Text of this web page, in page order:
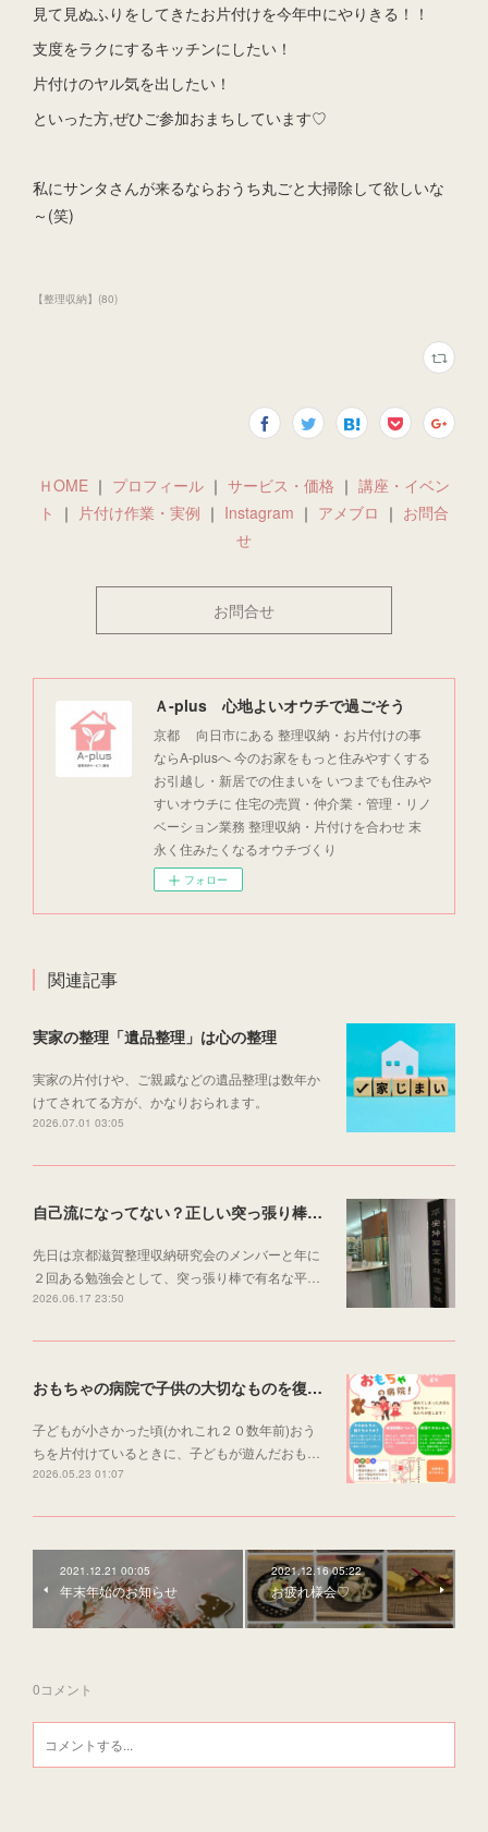
見て見ぬふりをしてきたお片付けを今年中にやりきる！！
支度をラクにするキッチンにしたい！
片付けのヤル気を出したい！
といった方,ぜひご参加おまちしています♡
私にサンタさんが来るならおうち丸ごと大掃除して欲しいな
～(笑)
【整理収納】 (80)
ＨOME ｜ プロフィール ｜ サービス・価格 ｜ 講座・イベン
ト
｜ 片付け作業・実例 ｜ Instagram ｜ アメブロ ｜ お問合
せ
お問合せ
Ａ-plus 心地よいオウチで過ごそう
京都 向日市にある 整理収納・お片付けの事
ならA-plusへ 今のお家をもっと住みやすくする
お引越し・新居での住まいを いつまでも住みや
すいオウチに 住宅の売買・仲介業・管理・リノ
ベーション業務 整理収納・片付けを合わせ 末
永く住みたくなるオウチづくり
フォロー
関連記事
実家の整理「遺品整理」は心の整理
実家の片付けや、ご親戚などの遺品整理は数年か
けてされてる方が、かなりおられます。
2026.07.01 03:05
自己流になってない？正しい突っ張り棒のつけ方
先日は京都滋賀整理収納研究会のメンバーと年に
２回ある勉強会として、突っ張り棒で有名な平…
2026.06.17 23:50
おもちゃの病院で子供の大切なものを復活させる
子どもが小さかった頃(かれこれ２０数年前)おう
ちを片付けているときに、子どもが遊んだおも…
2026.05.23 01:07
2021.12.21 00:05
年末年始のお知らせ
2021.12.16 05:22
お疲れ様会♡
0コメント